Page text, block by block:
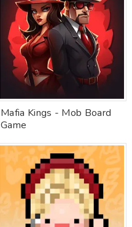
Mafia Kings - Mob Board
Game